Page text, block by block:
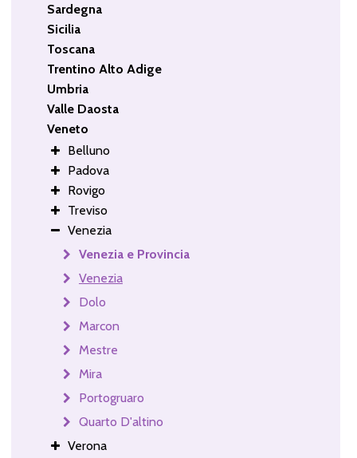
Sardegna
Sicilia
Toscana
Trentino Alto Adige
Umbria
Valle Daosta
Veneto
Belluno
Padova
Rovigo
Treviso
Venezia
Venezia e Provincia
Venezia
Dolo
Marcon
Mestre
Mira
Portogruaro
Quarto D'altino
Verona